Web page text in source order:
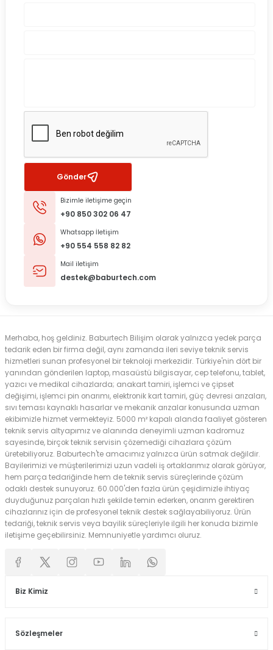
Gönder
Bizimle iletişime geçin
+90 850 302 06 47
Whatsapp İletişim
+90 554 558 82 82
Mail iletişim
destek@baburtech.com
Merhaba, hoş geldiniz. Baburtech Bilişim olarak yalnızca yedek parça
tedarik eden bir firma değil, aynı zamanda ileri seviye teknik servis
hizmetleri sunan profesyonel bir teknoloji merkezidir. Türkiye'nin dört bir
yanından gönderilen laptop, masaüstü bilgisayar, cep telefonu, tablet,
yazıcı ve medikal cihazlarda; anakart tamiri, işlemci ve çipset
değişimi, işlemci pin onarımı, elektronik kart tamiri, güç devresi arızaları,
sıvı teması kaynaklı hasarlar ve mekanik arızalar konusunda uzman
ekibimizle hizmet vermekteyiz. 5000 m² kapalı alanda faaliyet gösteren
teknik servis altyapımız ve alanında deneyimli uzman kadromuz
sayesinde, birçok teknik servisin çözemediği cihazlara çözüm
üretebiliyoruz. Baburtech'te amacımız yalnızca ürün satmak değildir.
Bayilerimizi ve müşterilerimizi uzun vadeli iş ortaklarımız olarak görüyor,
hem parça tedariğinde hem de teknik servis süreçlerinde çözüm
odaklı destek sunuyoruz. 60.000'den fazla ürün çeşidimizle ihtiyaç
duyduğunuz parçaları hızlı şekilde temin ederken, onarım gerektiren
cihazlarınız için de profesyonel teknik destek sağlayabiliyoruz. Ürün
tedariği, teknik servis veya bayilik süreçleriyle ilgili her konuda bizimle
iletişime geçebilirsiniz. Memnuniyetle yardımcı oluruz.
Biz Kimiz
Sözleşmeler